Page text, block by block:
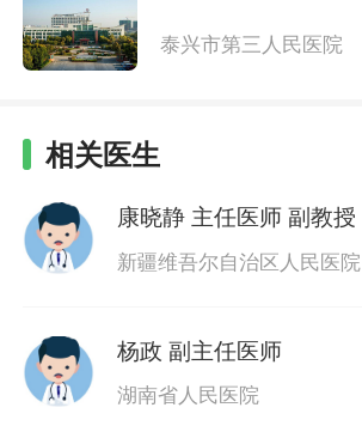
泰兴市第三人民医院
相关医生
康晓静 主任医师 副教授
新疆维吾尔自治区人民医院
杨政 副主任医师
湖南省人民医院